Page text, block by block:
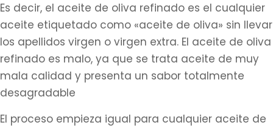
Es decir, el aceite de oliva refinado es el cualquier
aceite etiquetado como «aceite de oliva» sin llevar
los apellidos virgen o virgen extra. El aceite de oliva
refinado es malo, ya que se trata aceite de muy
mala calidad y presenta un sabor totalmente
desagradable
El proceso empieza igual para cualquier aceite de